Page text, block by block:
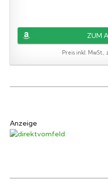
ZUM
Preis inkl. MwSt.,
Anzeige